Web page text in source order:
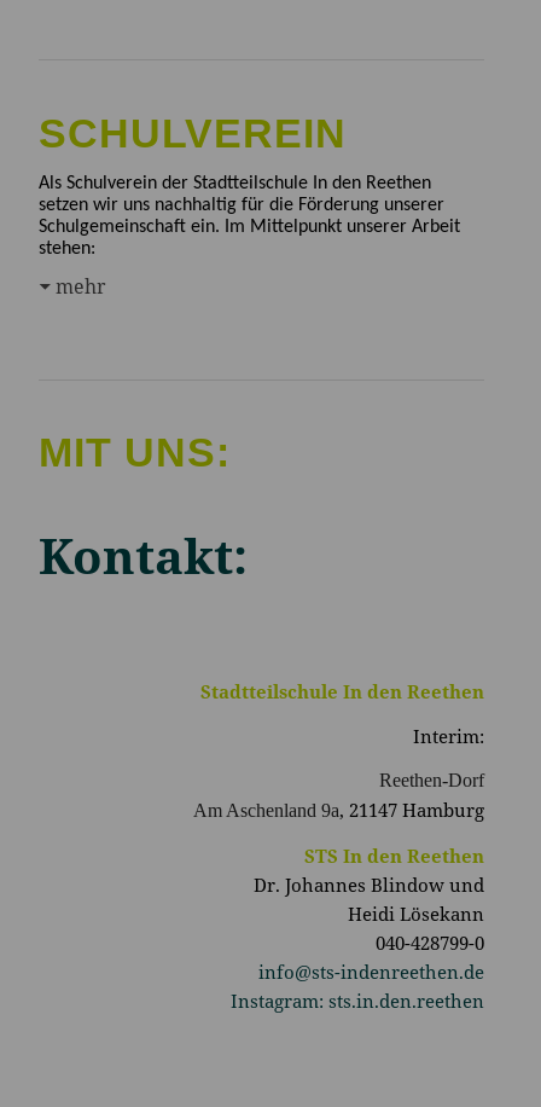
SCHULVEREIN
Als Schulverein der Stadtteilschule In den Reethen
setzen wir uns nachhaltig für die Förderung unserer
Schulgemeinschaft ein. Im Mittelpunkt unserer Arbeit
stehen:
mehr
MIT UNS:
Kontakt:
Stadtteilschule In den Reethen
Interim:
Reethen-Dorf
Am Aschenland 9a, 21147 Hamburg
STS In den Reethen
Dr. Johannes Blindow und
Heidi Lösekann
040-428799-0
info@sts-indenreethen.de
Instagram: sts.in.den.reethen